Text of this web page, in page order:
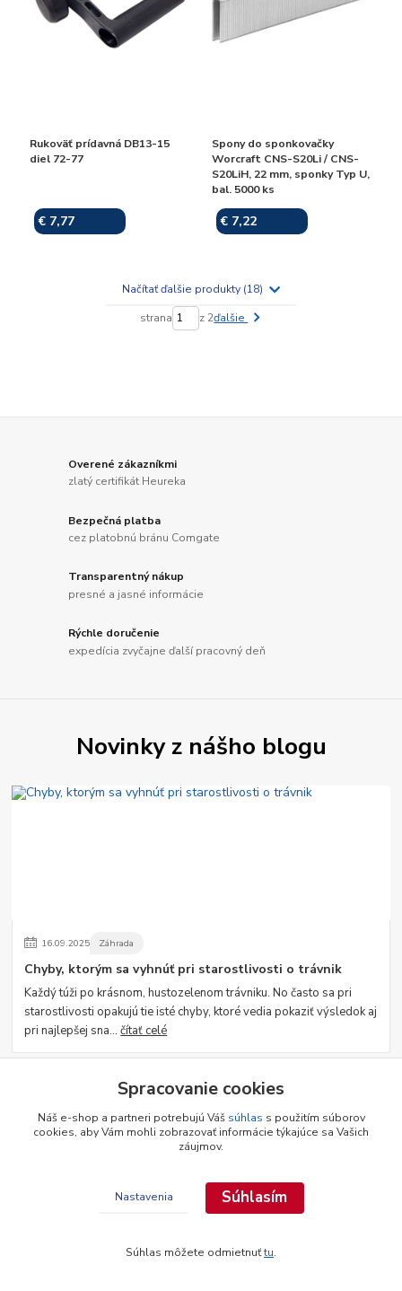
Rukoväť prídavná DB13-15
diel 72-77
€ 7,77
Spony do sponkovačky
Worcraft CNS-S20Li / CNS-
S20LiH, 22 mm, sponky Typ U,
bal. 5000 ks
€ 7,22
Načítať ďalšie produkty (18)
strana z 2ďalšie
Overené zákazníkmi
zlatý certifikát Heureka
Bezpečná platba
cez platobnú bránu Comgate
Transparentný nákup
presné a jasné informácie
Rýchle doručenie
expedícia zvyčajne ďalší pracovný deň
Novinky z nášho blogu
16.09.2025 Záhrada
Chyby, ktorým sa vyhnúť pri starostlivosti o trávnik
Každý túži po krásnom, hustozelenom trávniku. No často sa pri
starostlivosti opakujú tie isté chyby, ktoré vedia pokaziť výsledok aj
pri najlepšej sna...čítať celé
Dušičky – tradícia, spomienky a starostlivosť o miesta
Spracovanie cookies
Náš e-shop a partneri potrebujú Váš súhlas s použitím súborov
cookies, aby Vám mohli zobrazovať informácie týkajúce sa Vašich
záujmov.
Nastavenia Súhlasím
Súhlas môžete odmietnuťtu.